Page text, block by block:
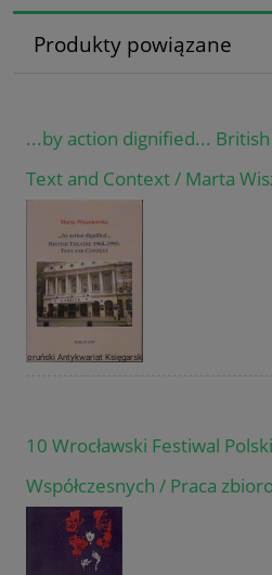
Produkty powiązane
...by action dignified...
Text and Context / Marta
10 Wrocławski Festiwal
Współczesnych / Praca